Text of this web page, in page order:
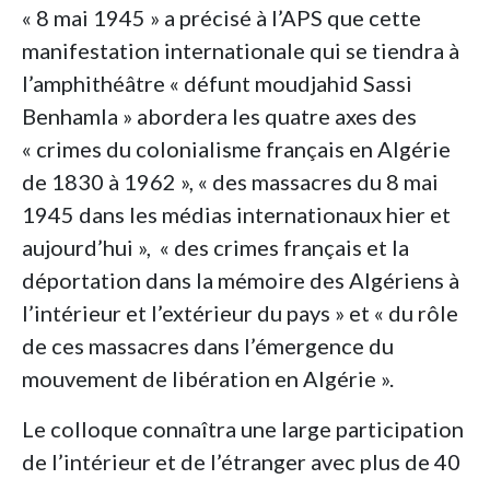
« 8 mai 1945 » a précisé à l’APS que cette
manifestation internationale qui se tiendra à
l’amphithéâtre « défunt moudjahid Sassi
Benhamla » abordera les quatre axes des
« crimes du colonialisme français en Algérie
de 1830 à 1962 », « des massacres du 8 mai
1945 dans les médias internationaux hier et
aujourd’hui », « des crimes français et la
déportation dans la mémoire des Algériens à
l’intérieur et l’extérieur du pays » et « du rôle
de ces massacres dans l’émergence du
mouvement de libération en Algérie ».
Le colloque connaîtra une large participation
de l’intérieur et de l’étranger avec plus de 40